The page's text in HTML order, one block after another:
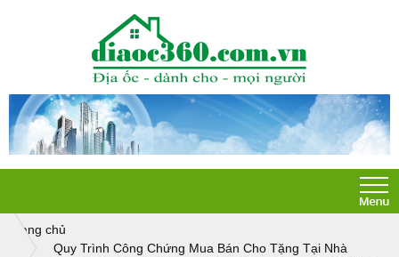
Trang chủ
Quy Trình Công Chứng Mua Bán Cho Tặng Tại Nhà